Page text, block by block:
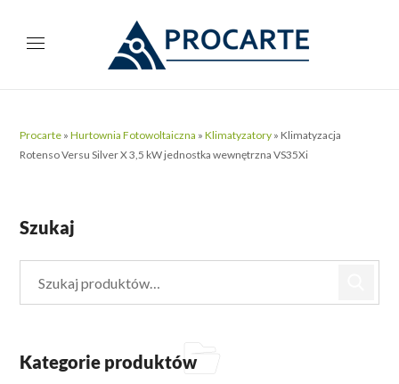
Procarte »Hurtownia Fotowoltaiczna »Klimatyzatory » Klimatyzacja
Rotenso Versu Silver X 3,5 kW jednostka wewnętrzna VS35Xi
Szukaj
Kategorie produktów